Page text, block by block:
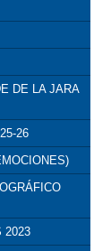
DE LA JARA
26
2023